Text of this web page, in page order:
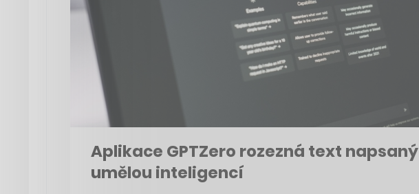
Aplikace GPTZero rozezná text napsaný
umělou inteligencí